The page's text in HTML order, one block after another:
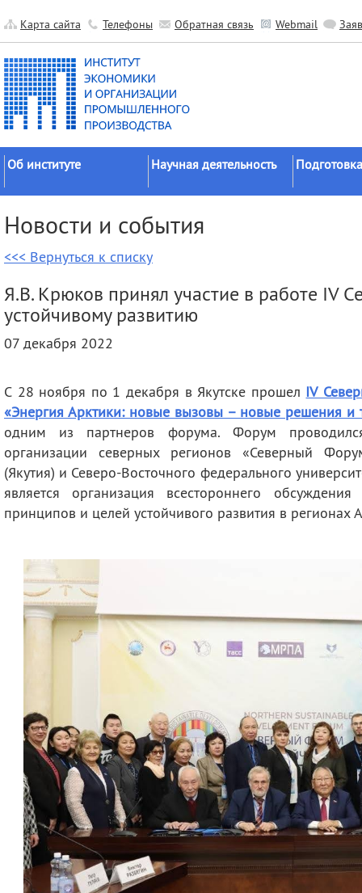
Карта сайта Телефоны Обратная связь Webmail
Об институте
Официальные документы
История
Научные подразделения
Прочие подразделения
Издательская
Контакты
Научная деятельность
исследований
Гранты
Научные школы
Публикации
советы
Новости и события
<<< Вернуться к списку
Я.В. Крюков принял участие в работе IV
устойчивому развитию
07 декабря 2022
С 28 ноября по 1 декабря в Якутске прошел IV
«Энергия Арктики: новые вызовы – новые решения и
одним из партнеров форума. Форум
организации северных регионов «Северный
(Якутия) и Северо-Восточного федерального
является организация всестороннего
принципов и целей устойчивого развития в регионах